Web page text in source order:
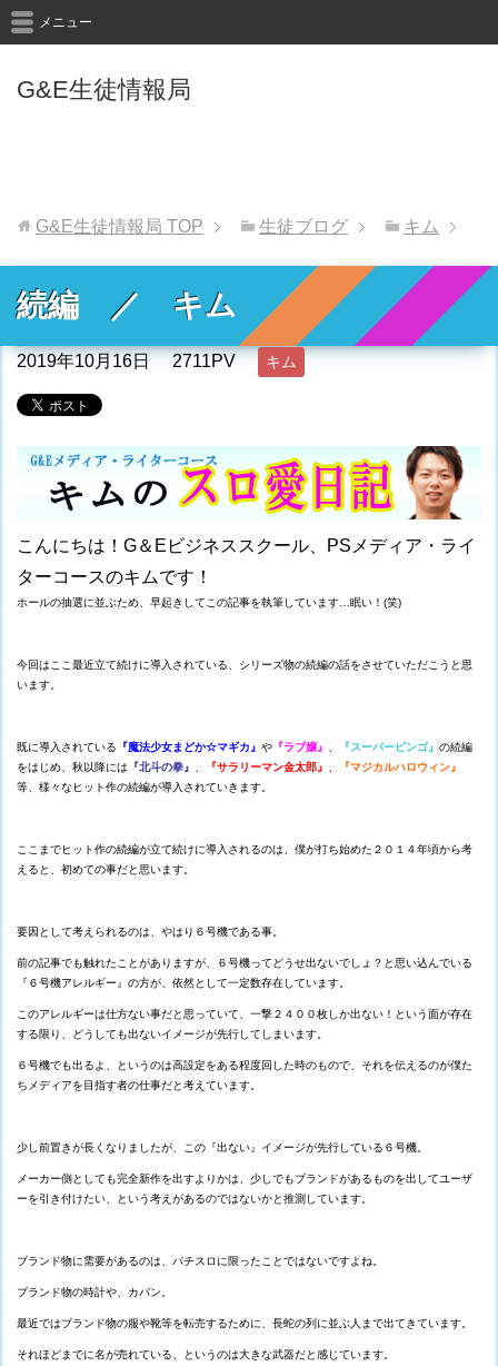
G&E生徒情報局
メニュー
G&E生徒情報局 TOP 生徒ブログ キム
続編 ／ キム
2019年10月16日 2711PV キム
こんにちは！G＆Eビジネススクール、PSメディア・ライ
ターコースのキムです！
ホールの抽選に並ぶため、早起きしてこの記事を執筆しています…眠い！(笑)
今回はここ最近立て続けに導入されている、シリーズ物の続編の話をさせていただこうと思
います。
既に導入されている 『魔法少女まどか☆マギカ』 や 『ラブ嬢』 『スーパービンゴ』 の続編
をはじめ、秋以降には 『北斗の拳』 『サラリーマン金太郎』
『マジカルハロウィン』
等、様々なヒット作の続編が導入されていきます。
ここまでヒット作の続編が立て続けに導入されるのは、僕が打ち始めた２０１４年頃から考
えると、初めての事だと思います。
要因として考えられるのは、やはり６号機である事。
前の記事でも触れたことがありますが、６号機ってどうせ出ないでしょ？と思い込んでいる
『６号機アレルギー』の方が、依然として一定数存在しています。
このアレルギーは仕方ない事だと思っていて、一撃２４００枚しか出ない！という面が存在
する限り、どうしても出ないイメージが先行してしまいます。
６号機でも出るよ、というのは高設定をある程度回した時のもので、それを伝えるのが僕た
ちメディアを目指す者の仕事だと考えています。
少し前置きが長くなりましたが、この『出ない』イメージが先行している６号機。
メーカー側としても完全新作を出すよりかは、少しでもブランドがあるものを出してユーザ
ーを引き付けたい、という考えがあるのではないかと推測しています。
ブランド物に需要があるのは、パチスロに限ったことではないですよね。
ブランド物の時計や、カバン。
最近ではブランド物の服や靴等を転売するために、長蛇の列に並ぶ人まで出てきています。
それほどまでに名が売れている、というのは大きな武器だと感じています。